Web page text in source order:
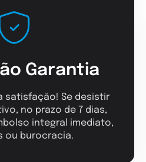
Garantia
satisfação! Se desistir
no prazo de 7 dias,
integral imediato,
ou burocracia.